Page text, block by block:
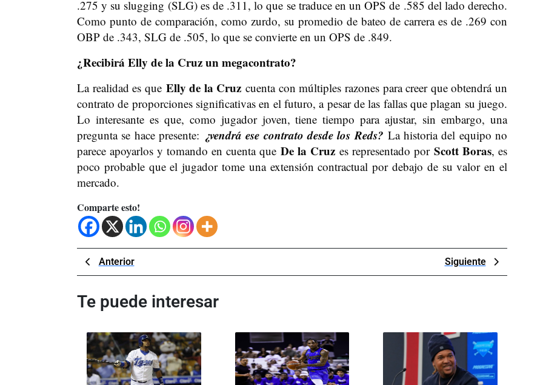
.275 y su slugging (SLG) es de .311, lo que se traduce en un OPS de .585 del lado derecho.
Como punto de comparación, como zurdo, su promedio de bateo de carrera es de .269 con
OBP de .343, SLG de .505, lo que se convierte en un OPS de .849.
¿Recibirá Elly de la Cruz un megacontrato?
La realidad es que Elly de la Cruz cuenta con múltiples razones para creer que obtendrá un
contrato de proporciones significativas en el futuro, a pesar de las fallas que plagan su juego.
Lo interesante es que, como jugador joven, tiene tiempo para ajustar, sin embargo, una
pregunta se hace presente: ¿vendrá ese contrato desde los Reds? La historia del equipo no
parece apoyarlos y tomando en cuenta que De la Cruz es representado por Scott Boras, es
poco probable que el jugador tome una extensión contractual por debajo de su valor en el
mercado.
Comparte esto!
Navegación
de
entradas
AnteriorPrevious
Post
Siguiente
Post
Te puede interesar